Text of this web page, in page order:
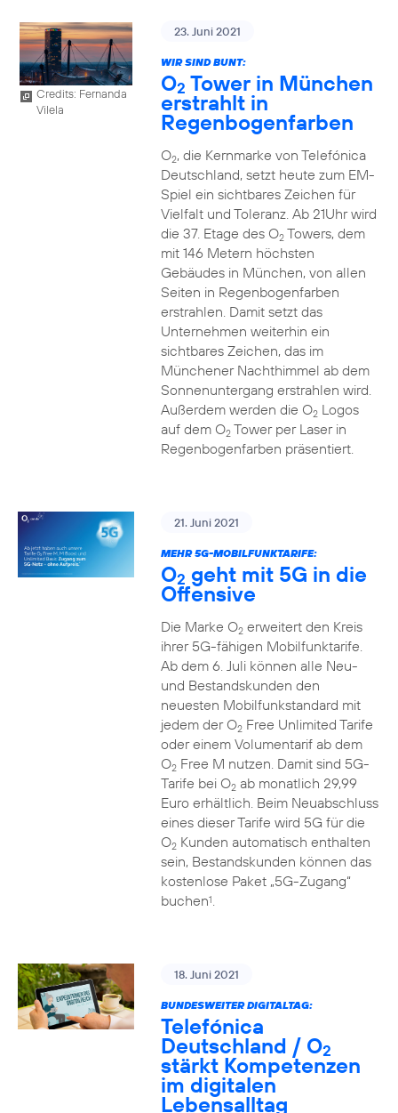
Credits: Fernanda
Vilela
23. Juni 2021
WIR SIND BUNT:
O2 Tower in München
erstrahlt in
Regenbogenfarben
O2, die Kernmarke von Telefónica
Deutschland, setzt heute zum EM-
Spiel ein sichtbares Zeichen für
Vielfalt und Toleranz. Ab 21Uhr wird
die 37. Etage des O2Towers, dem
mit 146 Metern höchsten
Gebäudes in München, von allen
Seiten in Regenbogenfarben
erstrahlen. Damit setzt das
Unternehmen weiterhin ein
sichtbares Zeichen, das im
Münchener Nachthimmel ab dem
Sonnenuntergang erstrahlen wird.
Außerdem werden die O2Logos
auf dem O2Tower per Laser in
Regenbogenfarben präsentiert.
21. Juni 2021
MEHR 5G-MOBILFUNKTARIFE:
O2 geht mit 5G in die
Offensive
Die Marke O2erweitert den Kreis
ihrer 5G-fähigen Mobilfunktarife.
Ab dem 6. Juli können alle Neu-
und Bestandskunden den
neuesten Mobilfunkstandard mit
jedem der O2Free Unlimited Tarife
oder einem Volumentarif ab dem
O2Free M nutzen. Damit sind 5G-
Tarife bei O2ab monatlich 29,99
Euro erhältlich. Beim Neuabschluss
eines dieser Tarife wird 5G für die
O2Kunden automatisch enthalten
sein, Bestandskunden können das
kostenlose Paket „5G-Zugang“
buchen1.
18. Juni 2021
BUNDESWEITER DIGITALTAG:
Telefónica
Deutschland / O2
stärkt Kompetenzen
im digitalen
Lebensalltag